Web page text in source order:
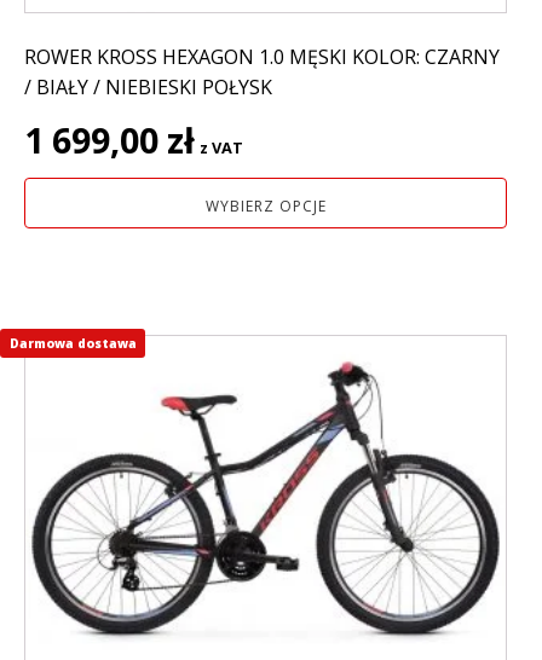
ROWER KROSS HEXAGON 1.0 MĘSKI KOLOR: CZARNY
/ BIAŁY / NIEBIESKI POŁYSK
1 699,00 zł z VAT
WYBIERZ OPCJE
Ten
wariantów.
Opcje
można
wybrać
na
stronie
Darmowa dostawa